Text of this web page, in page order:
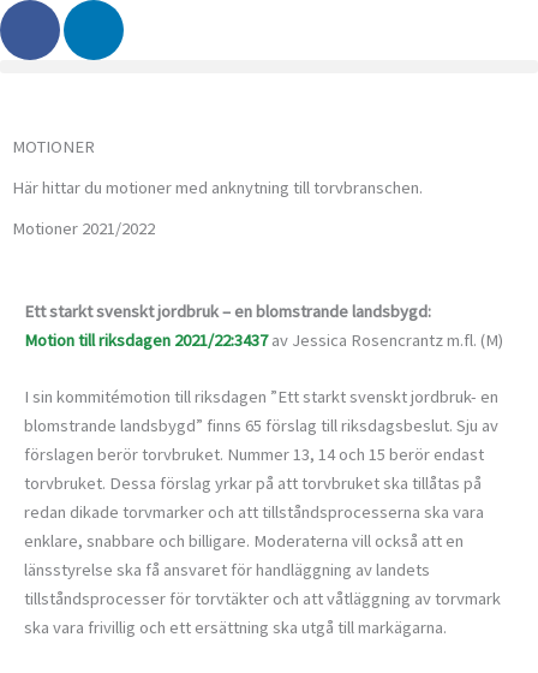
Hoppa
till
F
c
b
o
o
k
L
n
e
d
i
n
MOTIONER
Här hittar du motioner med anknytning till torvbranschen.
Motioner 2021/2022
Ett starkt svenskt jordbruk – en blomstrande landsbygd:
Motion till riksdagen 2021/22:3437av Jessica Rosencrantz m.fl. (M)
I sin kommitémotion till riksdagen ”Ett starkt svenskt jordbruk- en
blomstrande landsbygd” finns 65 förslag till riksdagsbeslut. Sju av
förslagen berör torvbruket. Nummer 13, 14 och 15 berör endast
torvbruket. Dessa förslag yrkar på att torvbruket ska tillåtas på
redan dikade torvmarker och att tillståndsprocesserna ska vara
enklare, snabbare och billigare. Moderaterna vill också att en
länsstyrelse ska få ansvaret för handläggning av landets
tillståndsprocesser för torvtäkter och att våtläggning av torvmark
ska vara frivillig och ett ersättning ska utgå till markägarna.